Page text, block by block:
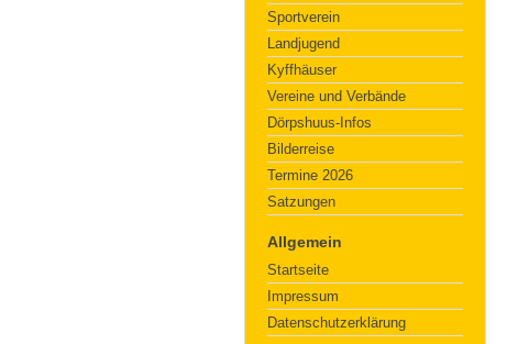
Sportverein
Landjugend
Kyffhäuser
Vereine und Verbände
Dörpshuus-Infos
Bilderreise
Termine 2026
Satzungen
Allgemein
Startseite
Impressum
Datenschutzerklärung